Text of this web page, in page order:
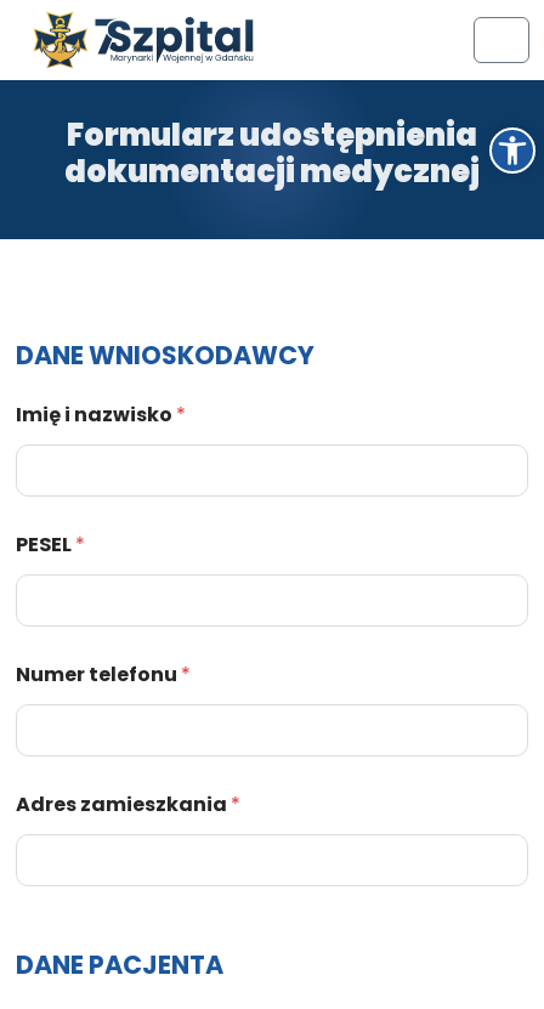
Otwórz pasek narzędzi
Przejdź do treści
Przejdź do stopki
Formularz udostępnienia
dokumentacji medycznej
DANE WNIOSKODAWCY
Imię i nazwisko *
PESEL*
Numer telefonu *
Adres zamieszkania *
DANE PACJENTA